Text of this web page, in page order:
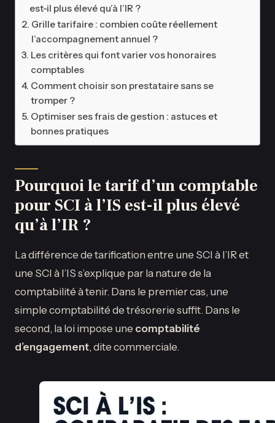
est-il plus élevé qu’à l’IR ?
Grille tarifaire : combien coûte réellement
l’accompagnement annuel ?
Les critères qui font varier vos honoraires
comptables
Comment choisir son prestataire sans se
tromper ?
Optimiser ses frais de gestion : astuces et
bonnes pratiques
Pourquoi le tarif d’un comptable
pour SCI à l’IS est-il plus élevé
qu’à l’IR ?
La différence de tarification entre une SCI à l’IR et
une SCI à l’IS s’explique par la nature de la
comptabilité à tenir. Dans le premier cas, une
simple comptabilité de trésorerie suffit. Dans le
second, la loi impose une comptabilité
d’engagement, dite commerciale.